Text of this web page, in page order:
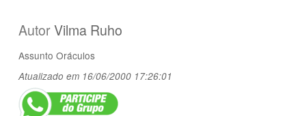
AutorVilma Ruho
Assunto Oráculos
Atualizado em 16/06/2000 17:26:01